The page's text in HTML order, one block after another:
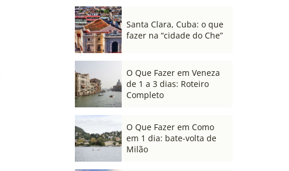
Santa Clara, Cuba: o que
fazer na “cidade do Che”
O Que Fazer em Veneza
de 1 a 3 dias: Roteiro
Completo
O Que Fazer em Como
em 1 dia: bate-volta de
Milão